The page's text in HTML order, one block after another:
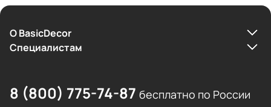
О BasicDecor
Cпециалистам
8 (800) 775-74-87 бесплатно по России